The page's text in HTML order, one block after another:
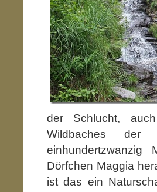
der Schlucht,
Wildbaches
Dörfchen Maggia
ist das ein